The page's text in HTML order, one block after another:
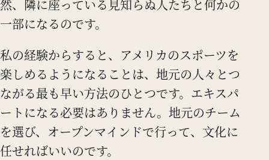
然、隣に座っている見知らぬ人たちと何かの
一部になるのです。
私の経験からすると、アメリカのスポーツを
楽しめるようになることは、地元の人々とつ
ながる最も早い方法のひとつです。エキスパ
ートになる必要はありません。地元のチーム
を選び、オープンマインドで行って、文化に
任せればいいのです。